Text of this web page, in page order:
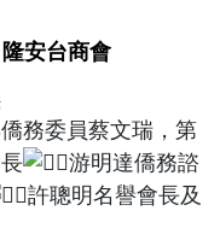
安台商會
務委員蔡文瑞，第
游明達僑務諮
許聰明名譽會長及